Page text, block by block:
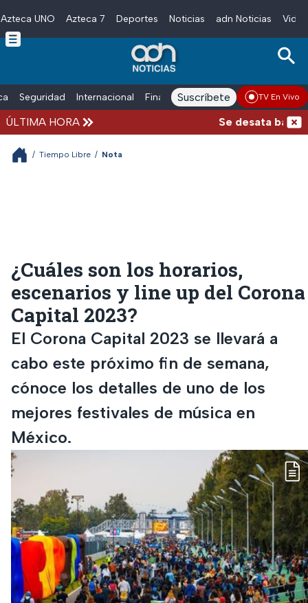
Skip to main content
Azteca UNO Azteca 7 Deportes Noticias adn Noticias
Seguridad Internacional Finanzas adn Noticias Radio
Suscríbete TV En Vivo
ÚLTIMA HORA Se desata balacera
/ Tiempo Libre / Nota
¿Cuáles son los horarios,
escenarios y line up del Corona
Capital 2023?
El Corona Capital 2023 se llevará a
cabo este próximo fin de semana,
cónoce los detalles de uno de los
mejores festivales de música en
México.